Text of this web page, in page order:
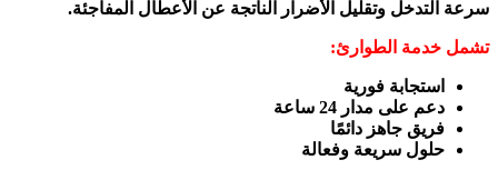
سرعة التدخل وتقليل الأضرار الناتجة عن الأعطال المفاجئة.
تشمل خدمة الطوارئ:
استجابة فورية
دعم على مدار 24 ساعة
فريق جاهز دائمًا
حلول سريعة وفعالة